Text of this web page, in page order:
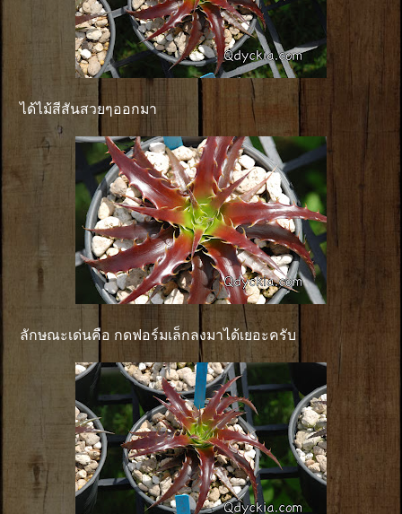
ได้ไม้สีสันสวยๆออกมา
ลักษณะเด่นคือ กดฟอร์มเล็กลงมาได้เยอะครับ